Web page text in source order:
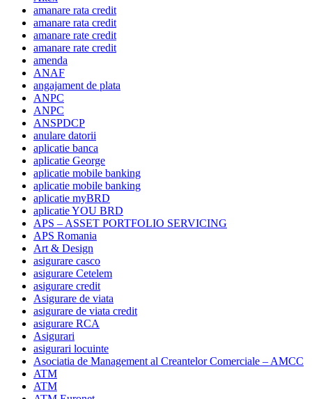
amanare rata credit
amanare rata credit
amanare rate credit
amanare rate credit
amenda
ANAF
angajament de plata
ANPC
ANPC
ANSPDCP
anulare datorii
aplicatie banca
aplicatie George
aplicatie mobile banking
aplicatie mobile banking
aplicatie myBRD
aplicatie YOU BRD
APS – ASSET PORTFOLIO SERVICING
APS Romania
Art & Design
asigurare casco
asigurare Cetelem
asigurare credit
Asigurare de viata
asigurare de viata credit
asigurare RCA
Asigurari
asigurari locuinte
Asociatia de Management al Creantelor Comerciale – AMCC
ATM
ATM